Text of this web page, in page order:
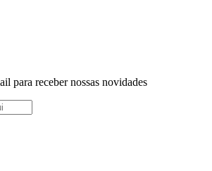
para receber nossas novidades